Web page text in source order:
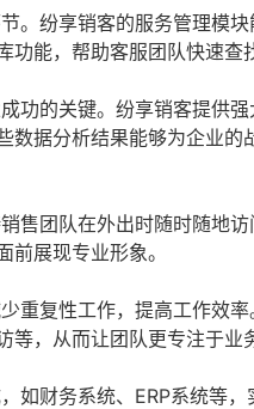
。纷享销客的服务管理模
能，帮助客服团队快速查
功的关键。纷享销客提供
据分析结果能够为企业
售团队在外出时随时随地
展现专业形象。
重复性工作，提高工作效
，从而让团队更专注于业
如财务系统、ERP系统等